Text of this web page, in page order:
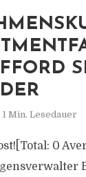
1 Min. Lesedauer
0